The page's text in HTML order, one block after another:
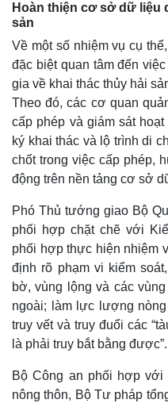
Quan sát
Cuộc sống đó đây
Hồ sơ
Hoàn thiện cơ sở dữ liệu
sản
Về một số nhiệm vụ cụ
đặc biệt quan tâm đến
gia về khai thác thủy hải
Theo đó, các cơ quan
cấp phép và giám sát
ký khai thác và lộ trình di
chốt trong việc cấp phép,
động trên nền tảng cơ sở
Phó Thủ tướng giao Bộ
phối hợp chặt chẽ với
phối hợp thực hiện nhiệm
định rõ phạm vi kiểm
bờ, vùng lộng và các
ngoài; làm lực lượng
truy vết và truy đuổi các
là phải truy bắt bằng được”.
Bộ Công an phối hợp với
nông thôn, Bộ Tư pháp